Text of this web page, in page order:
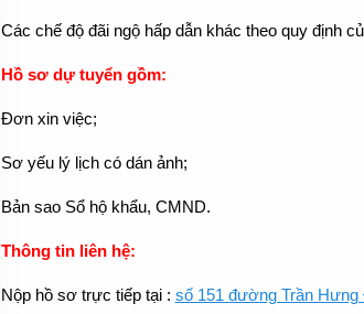
Các chế độ đãi ngộ hấp dẫn khác theo quy định
Hồ sơ dự tuyển gồm:
Đơn xin việc;
Sơ yếu lý lịch có dán ảnh;
Bản sao Sổ hộ khẩu, CMND.
Thông tin liên hệ:
Nộp hồ sơ trực tiếp tại : số 151 đường Trần Hưng